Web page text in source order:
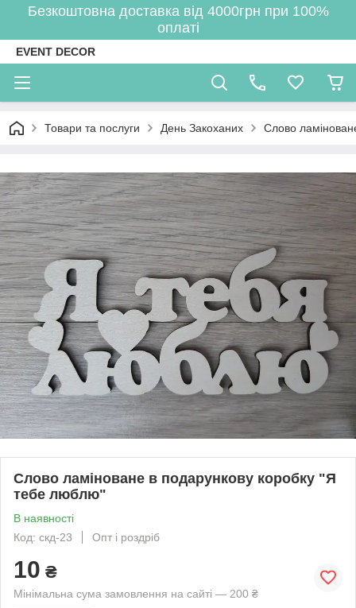
Безкоштовна доставка від 4000грн при 100%
оплаті
EVENT DECOR
Товари та послуги День Закоханих Слово
Слово ламіноване в подарункову коробку "Я
тебе люблю"
В наявності
Код: скд-23
Опт і роздріб
10 ₴
Мінімальна сума замовлення на сайті — 200 ₴